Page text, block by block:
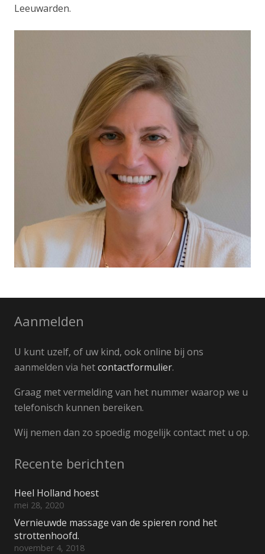
Leeuwarden.
Aanmelden
U kunt uzelf, of uw kind, ook online bij ons
aanmelden via hetcontactformulier.
Graag met vermelding van het nummer waarop we u
telefonisch kunnen bereiken.
Wij nemen dan zo spoedig mogelijk contact met u op.
Recente berichten
Heel Holland hoest
mei 28, 2020
Vernieuwde massage van de spieren rond het
strottenhoofd.
november 4, 2018